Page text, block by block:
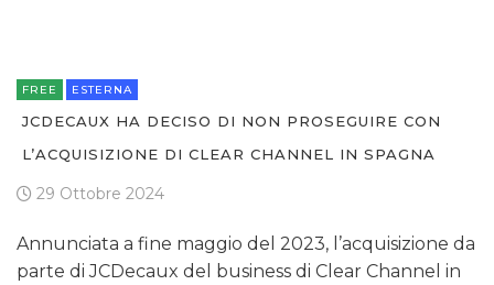
FREE ESTERNA
JCDECAUX HA DECISO DI NON PROSEGUIRE CON
L’ACQUISIZIONE DI CLEAR CHANNEL IN SPAGNA
29 Ottobre 2024
Annunciata a fine maggio del 2023, l’acquisizione da
parte di JCDecaux del business di Clear Channel in